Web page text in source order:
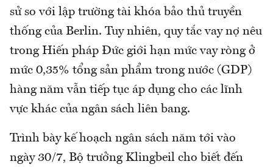
sử so với lập trường tài khóa bảo thủ truyền
thống của Berlin. Tuy nhiên, quy tắc vay nợ nêu
trong Hiến pháp Đức giới hạn mức vay ròng ở
mức 0,35% tổng sản phẩm trong nước (GDP)
hàng năm vẫn tiếp tục áp dụng cho các lĩnh
vực khác của ngân sách liên bang.
Trình bày kế hoạch ngân sách năm tới vào
ngày 30/7, Bộ trưởng Klingbeil cho biết đến